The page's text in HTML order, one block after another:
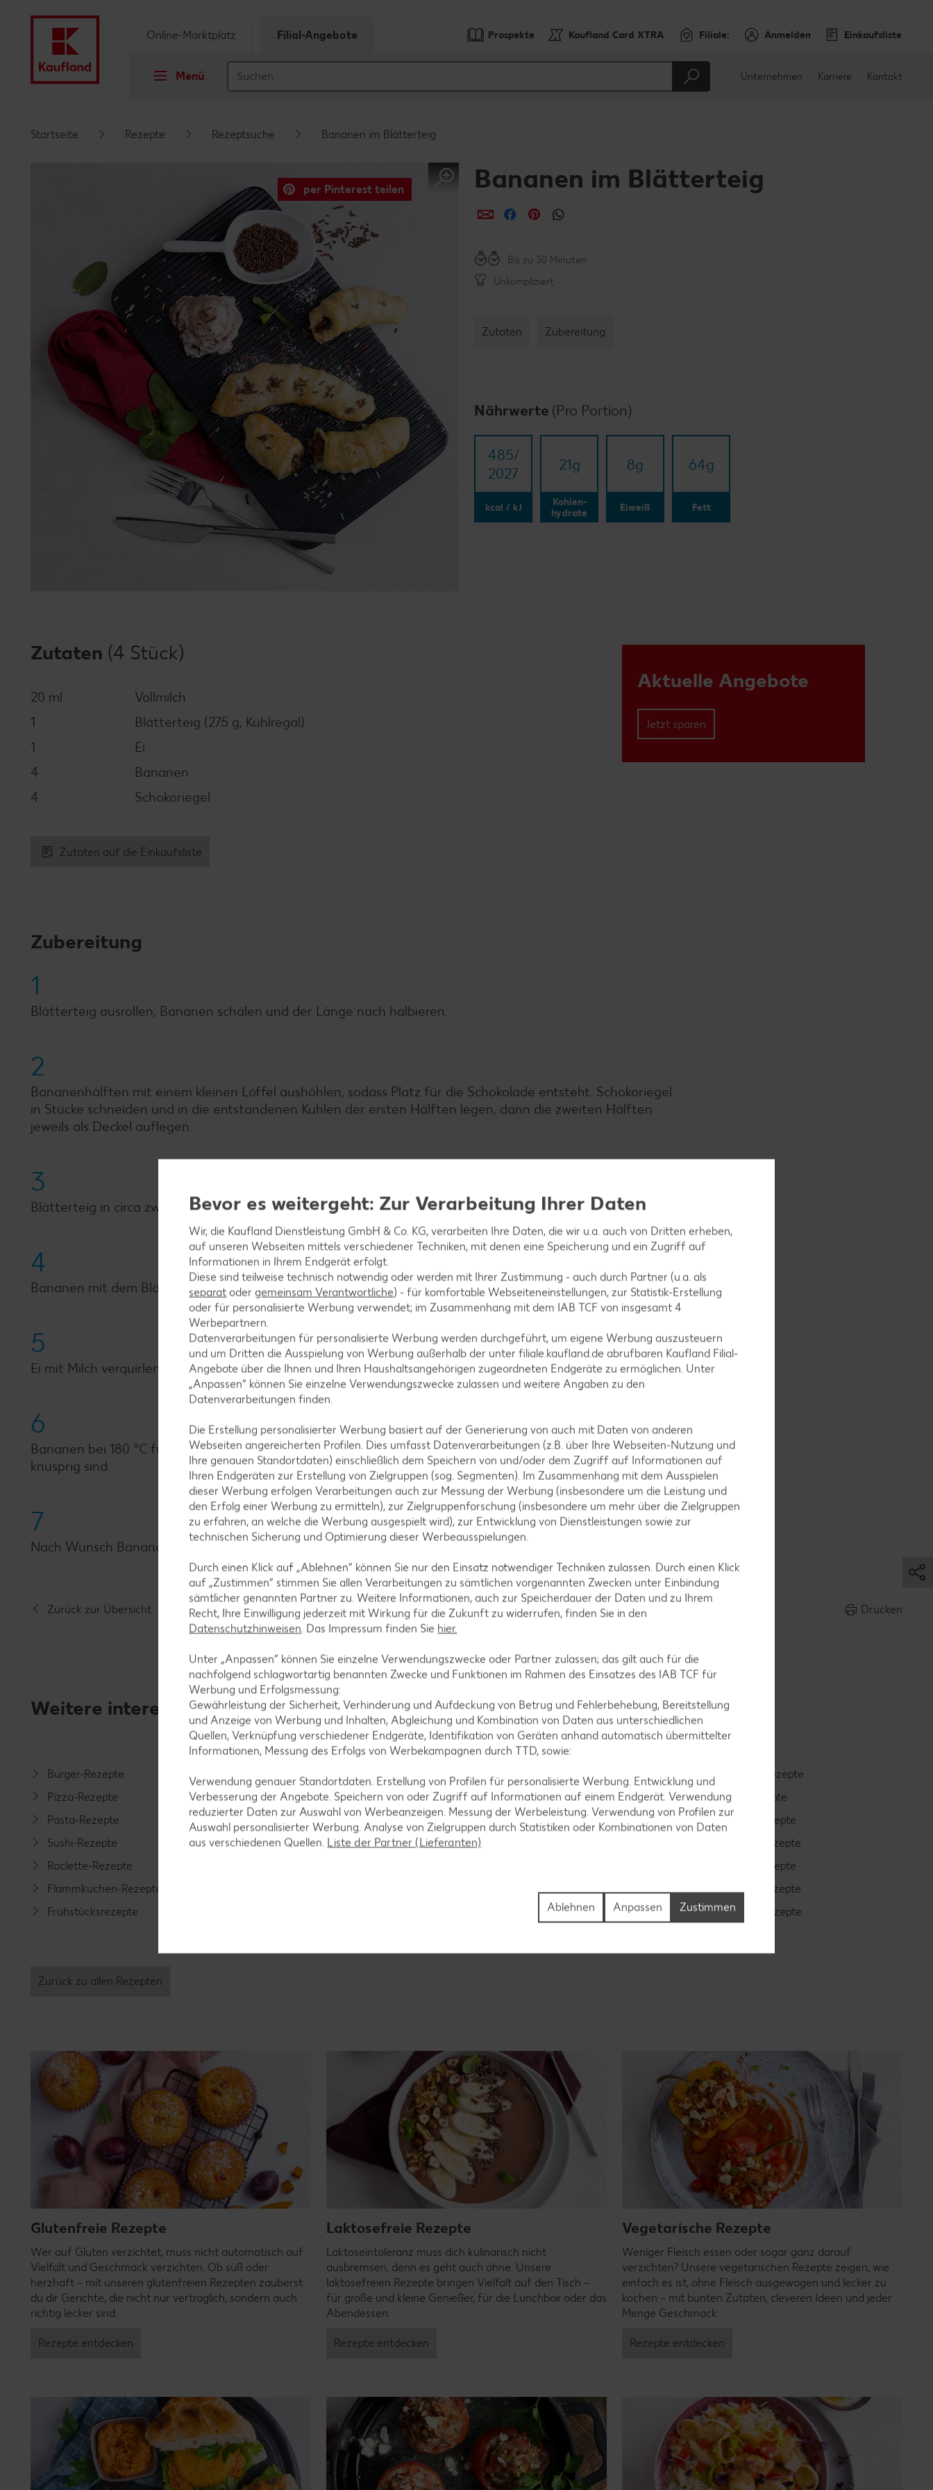
Prospekte Kaufland Card XTRA Filiale: Anmelden Einkaufsliste
Menü
Online-Marktplatz Filial-Angebote
Unternehmen Karriere Kontakt
Startseite Rezepte Rezeptsuche Bananen im Blätterteig
per Pinterest teilen Bananen im Blätterteig
per E-Mail teilen
per Facebook teilen
per Pinterest teilen
Bis zu 30 Minuten
Unkompliziert
Zutaten Zubereitung
Nährwerte (Pro Portion)
485/​
2027
kcal / kJ
21g
Kohlen-
hydrate
8g
Eiweiß
64g
Fett
Aktuelle Angebote
Jetzt sparen
Zutaten (4 Stück)
20 ml
Vollmilch
1
Blätterteig (275 g, Kühlregal)
1
Ei
4
Bananen
4
Schokoriegel
Zutaten auf die Einkaufsliste
Zubereitung
1
Blätterteig ausrollen, Bananen schälen und der Länge nach halbieren.
2
Bananenhälften mit einem kleinen Löffel aushöhlen, sodass Platz für die Schokolade entsteht. Schokoriegel
in Stücke schneiden und in die entstandenen Kuhlen der ersten Hälften legen, dann die zweiten Hälften
jeweils als Deckel auflegen.
3
Blätterteig in circa zwei Zentimeter breite Streifen schneiden.
4
Bananen mit dem Blätterteig umwickeln, sodass alles gut zusammenhält.
5
Ei mit Milch verquirlen und Blätterteig-Bananen damit bestreichen.
6
Bananen bei 180 °C für circa sieben Minuten in der Heißluftfritteuse backen, bis sie innen weich und außen
knusprig sind.
7
Nach Wunsch Bananen mit Schokostreuseln bestreuen und mit Eis servieren.
Zurück zur Übersicht Drucken
Weitere interessante Rezeptkategorien
Burger-Rezepte
Pizza-Rezepte
Pasta-Rezepte
Sushi-Rezepte
Raclette-Rezepte
Flammkuchen-Rezepte
Frühstücksrezepte
Salat-Rezepte
Spargel-Rezepte
Fleisch-Rezepte
Fisch-Rezepte
Muffin-Rezepte
Apfelkuchen-Rezepte
Schokokuchen-Rezepte
Pfannkuchen-Rezepte
Plätzchen-Rezepte
Smoothie-Rezepte
Bowle-Rezepte
Cocktail-Rezepte
Avocado-Rezepte
Erdbeer-Rezepte
Blaubeer-Rezepte
Bananen-Rezepte
Zurück zu allen Rezepten
Glutenfreie Rezepte
Wer auf Gluten verzichtet, muss nicht automatisch auf
Vielfalt und Geschmack verzichten. Ob süß oder
herzhaft – mit unseren glutenfreien Rezepten zauberst
du dir Gerichte, die nicht nur verträglich, sondern auch
richtig lecker sind.
Rezepte entdecken
Laktosefreie Rezepte
Laktoseintoleranz muss dich kulinarisch nicht
ausbremsen, denn es geht auch ohne. Unsere
laktosefreien Rezepte bringen Vielfalt auf den Tisch –
für große und kleine Genießer, für die Lunchbox oder das
Abendessen.
Rezepte entdecken
Vegetarische Rezepte
Weniger Fleisch essen oder sogar ganz darauf
verzichten? Unsere vegetarischen Rezepte zeigen, wie
einfach es ist, ohne Fleisch ausgewogen und lecker zu
kochen – mit bunten Zutaten, cleveren Ideen und jeder
Menge Geschmack.
Rezepte entdecken
Bevor es weitergeht: Zur Verarbeitung Ihrer Daten
Wir, die Kaufland Dienstleistung GmbH & Co. KG, verarbeiten Ihre Daten, die wir u.a. auch von Dritten erheben,
auf unseren Webseiten mittels verschiedener Techniken, mit denen eine Speicherung und ein Zugriff auf
Informationen in Ihrem Endgerät erfolgt.
Diese sind teilweise technisch notwendig oder werden mit Ihrer Zustimmung - auch durch Partner (u.a. als
separat oder gemeinsam Verantwortliche) - für komfortable Webseiteneinstellungen, zur Statistik-Erstellung
oder für personalisierte Werbung verwendet; im Zusammenhang mit dem IAB TCF von insgesamt4
Werbepartnern.
Datenverarbeitungen für personalisierte Werbung werden durchgeführt, um eigene Werbung auszusteuern
und um Dritten die Ausspielung von Werbung außerhalb der unter filiale.kaufland.de abrufbaren Kaufland Filial-
Angebote über die Ihnen und Ihren Haushaltsangehörigen zugeordneten Endgeräte zu ermöglichen. Unter
„Anpassen“ können Sie einzelne Verwendungszwecke zulassen und weitere Angaben zu den
Datenverarbeitungen finden.
Die Erstellung personalisierter Werbung basiert auf der Generierung von auch mit Daten von anderen
Webseiten angereicherten Profilen. Dies umfasst Datenverarbeitungen (z.B. über Ihre Webseiten-Nutzung und
Ihre genauen Standortdaten) einschließlich dem Speichern von und/oder dem Zugriff auf Informationen auf
Ihren Endgeräten zur Erstellung von Zielgruppen (sog. Segmenten). Im Zusammenhang mit dem Ausspielen
dieser Werbung erfolgen Verarbeitungen auch zur Messung der Werbung (insbesondere um die Leistung und
den Erfolg einer Werbung zu ermitteln), zur Zielgruppenforschung (insbesondere um mehr über die Zielgruppen
zu erfahren, an welche die Werbung ausgespielt wird), zur Entwicklung von Dienstleistungen sowie zur
technischen Sicherung und Optimierung dieser Werbeausspielungen.
Durch einen Klick auf „Ablehnen“ können Sie nur den Einsatz notwendiger Techniken zulassen. Durch einen Klick
auf „Zustimmen“ stimmen Sie allen Verarbeitungen zu sämtlichen vorgenannten Zwecken unter Einbindung
sämtlicher genannten Partner zu. Weitere Informationen, auch zur Speicherdauer der Daten und zu Ihrem
Recht, Ihre Einwilligung jederzeit mit Wirkung für die Zukunft zu widerrufen, finden Sie in den
Datenschutzhinweisen. Das Impressum finden Sie hier.
Unter „Anpassen“ können Sie einzelne Verwendungszwecke oder Partner zulassen; das gilt auch für die
nachfolgend schlagwortartig benannten Zwecke und Funktionen im Rahmen des Einsatzes des IAB TCF für
Werbung und Erfolgsmessung:
Gewährleistung der Sicherheit, Verhinderung und Aufdeckung von Betrug und Fehlerbehebung, Bereitstellung
und Anzeige von Werbung und Inhalten, Abgleichung und Kombination von Daten aus unterschiedlichen
Quellen, Verknüpfung verschiedener Endgeräte, Identifikation von Geräten anhand automatisch übermittelter
Informationen, Messung des Erfolgs von Werbekampagnen durch TTD, sowie:
Verwendung genauer Standortdaten. Erstellung von Profilen für personalisierte Werbung. Entwicklung und
Verbesserung der Angebote. Speichern von oder Zugriff auf Informationen auf einem Endgerät. Verwendung
reduzierter Daten zur Auswahl von Werbeanzeigen. Messung der Werbeleistung. Verwendung von Profilen zur
Auswahl personalisierter Werbung. Analyse von Zielgruppen durch Statistiken oder Kombinationen von Daten
aus verschiedenen Quellen. Liste der Partner (Lieferanten)
Zustimmen
Anpassen
Ablehnen